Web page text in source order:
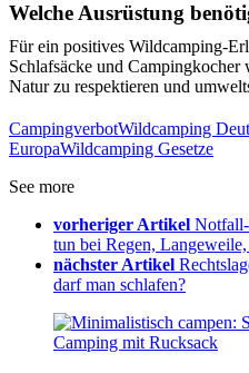
Welche Ausrüstung
Für ein positives Wildcamping-
Schlafsäcke und
Natur zu respektieren und
CampingverbotWildcamping
EuropaWildcamping Gesetze
See more
vorheriger Artikel
tun bei Regen,
nächster Artikel
darf man schlafen?